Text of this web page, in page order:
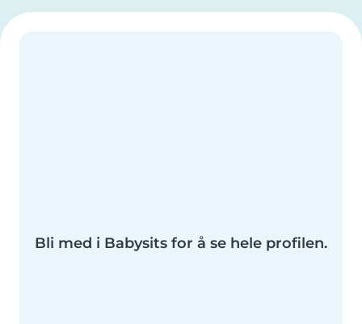
Bli med i Babysits for å se hele profilen.